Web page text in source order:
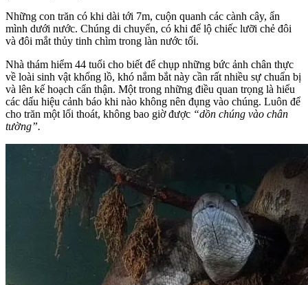
Những con trăn có khi dài tới 7m, cuộn quanh các cành cây, ẩn
mình dưới nước. Chúng di chuyển, có khi để lộ chiếc lưỡi chẻ đôi
và đôi mắt thủy tinh chìm trong làn nước tối.
Nhà thám hiểm 44 tuổi cho biết để chụp những bức ảnh chân thực
về loài sinh vật khổng lồ, khó nắm bắt này cần rất nhiều sự chuẩn bị
và lên kế hoạch cẩn thận. Một trong những điều quan trọng là hiểu
các dấu hiệu cảnh báo khi nào không nên đụng vào chúng. Luôn để
cho trăn một lối thoát, không bao giờ được “dồn chúng vào chân
tường”.